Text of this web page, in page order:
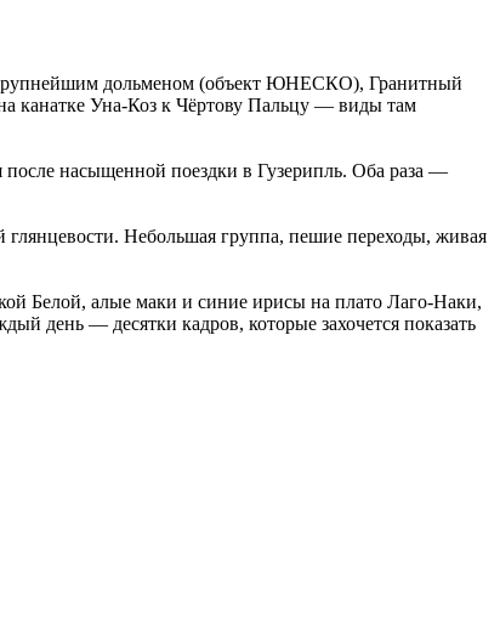
дольменом (объект ЮНЕСКО), Гранитный
канатке Уна-Коз к Чёртову Пальцу — виды там
насыщенной поездки в Гузерипль. Оба раза —
Небольшая группа, пешие переходы, живая
Белой, алые маки и синие ирисы на плато Лаго-Наки,
день — десятки кадров, которые захочется показать